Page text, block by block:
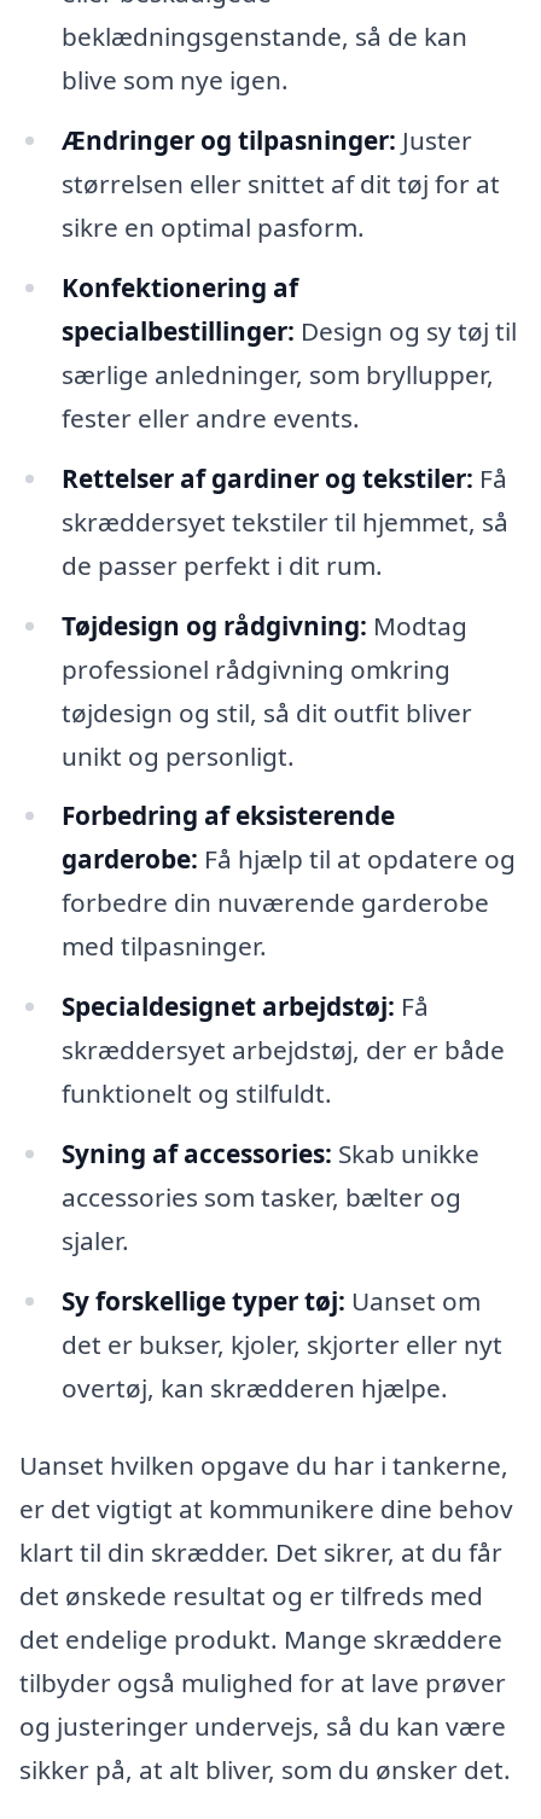
beklædningsgenstande, så de kan
blive som nye igen.
Ændringer og tilpasninger: Juster
størrelsen eller snittet af dit tøj for at
sikre en optimal pasform.
Konfektionering af
specialbestillinger: Design og sy tøj til
særlige anledninger, som bryllupper,
fester eller andre events.
Rettelser af gardiner og tekstiler: Få
skræddersyet tekstiler til hjemmet, så
de passer perfekt i dit rum.
Tøjdesign og rådgivning: Modtag
professionel rådgivning omkring
tøjdesign og stil, så dit outfit bliver
unikt og personligt.
Forbedring af eksisterende
garderobe: Få hjælp til at opdatere og
forbedre din nuværende garderobe
med tilpasninger.
Specialdesignet arbejdstøj: Få
skræddersyet arbejdstøj, der er både
funktionelt og stilfuldt.
Syning af accessories: Skab unikke
accessories som tasker, bælter og
sjaler.
Sy forskellige typer tøj: Uanset om
det er bukser, kjoler, skjorter eller nyt
overtøj, kan skrædderen hjælpe.
Uanset hvilken opgave du har i tankerne,
er det vigtigt at kommunikere dine behov
klart til din skrædder. Det sikrer, at du får
det ønskede resultat og er tilfreds med
det endelige produkt. Mange skræddere
tilbyder også mulighed for at lave prøver
og justeringer undervejs, så du kan være
sikker på, at alt bliver, som du ønsker det.